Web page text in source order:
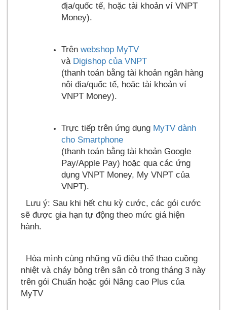
địa/quốc tế, hoặc tài khoản ví VNPT
Money).
Trên webshop MyTV
và Digishop của VNPT
(thanh toán bằng tài khoản ngân hàng
nội địa/quốc tế, hoặc tài khoản ví
VNPT Money).
Trực tiếp trên ứng dụng MyTV dành
cho Smartphone
(thanh toán bằng tài khoản Google
Pay/Apple Pay) hoặc qua các ứng
dụng VNPT Money, My VNPT của
VNPT).
Lưu ý: Sau khi hết chu kỳ cước, các gói cước
sẽ được gia hạn tự động theo mức giá hiện
hành.
Hòa mình cùng những vũ điệu thể thao cuồng
nhiệt và cháy bỏng trên sân cỏ trong tháng 3 này
trên gói Chuẩn hoặc gói Nâng cao Plus của
MyTV